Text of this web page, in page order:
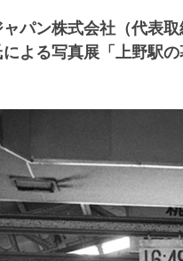
パン株式会社（代表
よる写真展「上野駅